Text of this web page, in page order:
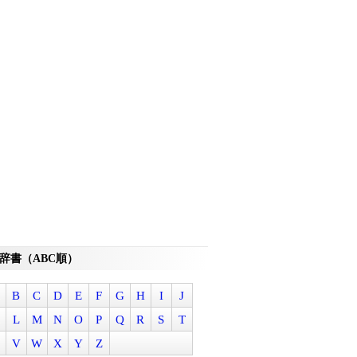
書（ABC順）
B C D E F G H I
J
L M N O P Q R S
T
V W X Y Z